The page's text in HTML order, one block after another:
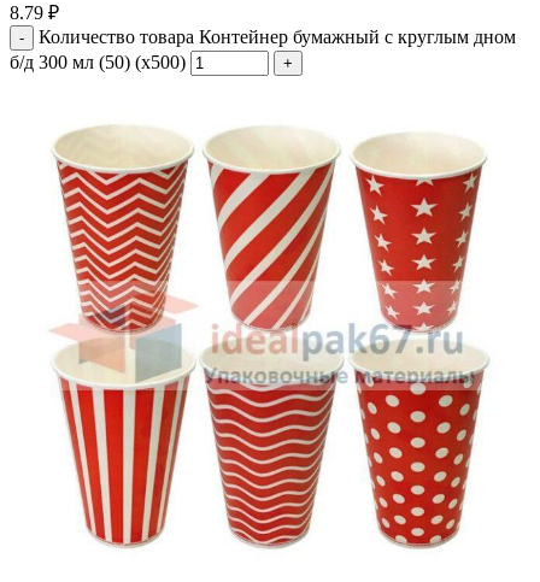
8.79 ₽
Количество товара Контейнер бумажный с круглым дном
б/д 300 мл (50) (х500)